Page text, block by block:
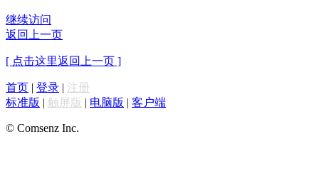
继续访问
返回上一页
[ 点击这里返回上一页 ]
首页 | 登录 | 注册
标准版 | 触屏版 | 电脑版 | 客户端
© Comsenz Inc.